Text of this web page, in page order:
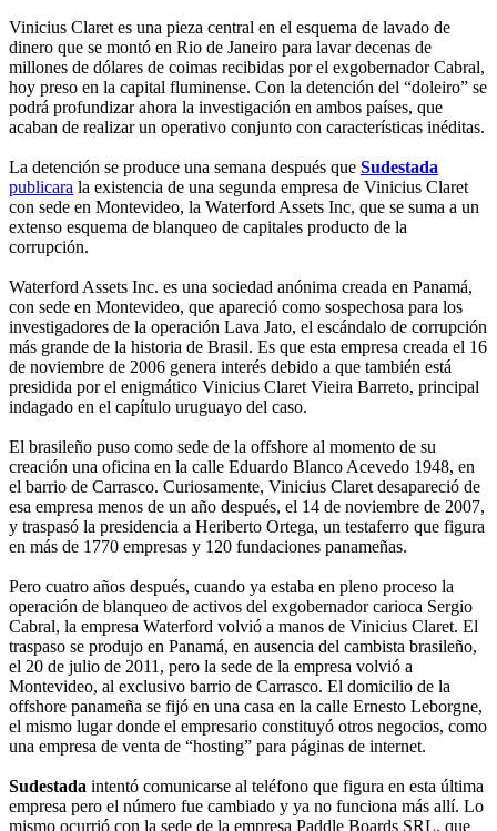
Vinicius Claret es una pieza central en el esquema de lavado de
dinero que se montó en Rio de Janeiro para lavar decenas de
millones de dólares de coimas recibidas por el exgobernador Cabral,
hoy preso en la capital fluminense. Con la detención del “doleiro” se
podrá profundizar ahora la investigación en ambos países, que
acaban de realizar un operativo conjunto con características inéditas.
La detención se produce una semana después que Sudestada
publicara la existencia de una segunda empresa de Vinicius Claret
con sede en Montevideo, la Waterford Assets Inc, que se suma a un
extenso esquema de blanqueo de capitales producto de la
corrupción.
Waterford Assets Inc. es una sociedad anónima creada en Panamá,
con sede en Montevideo, que apareció como sospechosa para los
investigadores de la operación Lava Jato, el escándalo de corrupción
más grande de la historia de Brasil. Es que esta empresa creada el 16
de noviembre de 2006 genera interés debido a que también está
presidida por el enigmático Vinicius Claret Vieira Barreto, principal
indagado en el capítulo uruguayo del caso.
El brasileño puso como sede de la offshore al momento de su
creación una oficina en la calle Eduardo Blanco Acevedo 1948, en
el barrio de Carrasco. Curiosamente, Vinicius Claret desapareció de
esa empresa menos de un año después, el 14 de noviembre de 2007,
y traspasó la presidencia a Heriberto Ortega, un testaferro que figura
en más de 1770 empresas y 120 fundaciones panameñas.
Pero cuatro años después, cuando ya estaba en pleno proceso la
operación de blanqueo de activos del exgobernador carioca Sergio
Cabral, la empresa Waterford volvió a manos de Vinicius Claret. El
traspaso se produjo en Panamá, en ausencia del cambista brasileño,
el 20 de julio de 2011, pero la sede de la empresa volvió a
Montevideo, al exclusivo barrio de Carrasco. El domicilio de la
offshore panameña se fijó en una casa en la calle Ernesto Leborgne,
el mismo lugar donde el empresario constituyó otros negocios, como
una empresa de venta de “hosting” para páginas de internet.
Sudestada intentó comunicarse al teléfono que figura en esta última
empresa pero el número fue cambiado y ya no funciona más allí. Lo
mismo ocurrió con la sede de la empresa Paddle Boards SRL, que